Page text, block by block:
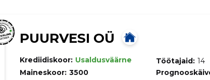
PUURVESI OÜ
Krediidiskoor: Usaldusväärne
Maineskoor: 3500
Töötajaid: 14